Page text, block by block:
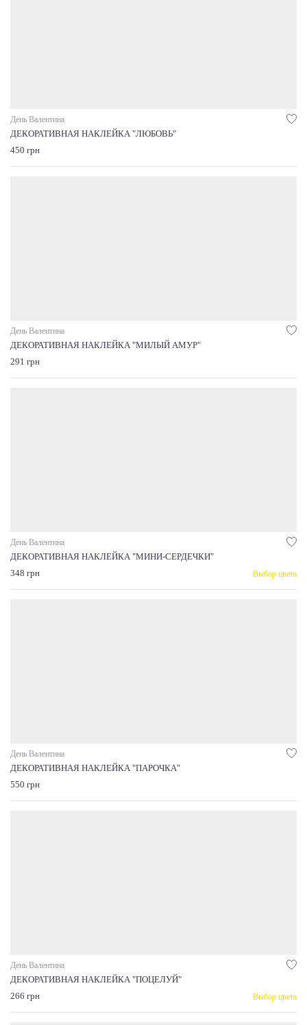
День Валентина
ДЕКОРАТИВНАЯ НАКЛЕЙКА "ЛЮБОВЬ"
450 грн
День Валентина
ДЕКОРАТИВНАЯ НАКЛЕЙКА "МИЛЫЙ АМУР"
291 грн
День Валентина
ДЕКОРАТИВНАЯ НАКЛЕЙКА "МИНИ-СЕРДЕЧКИ"
348 грн
Выбор цвета
День Валентина
ДЕКОРАТИВНАЯ НАКЛЕЙКА "ПАРОЧКА"
550 грн
День Валентина
ДЕКОРАТИВНАЯ НАКЛЕЙКА "ПОЦЕЛУЙ"
266 грн
Выбор цвета